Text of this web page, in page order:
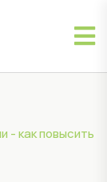
- как повысить